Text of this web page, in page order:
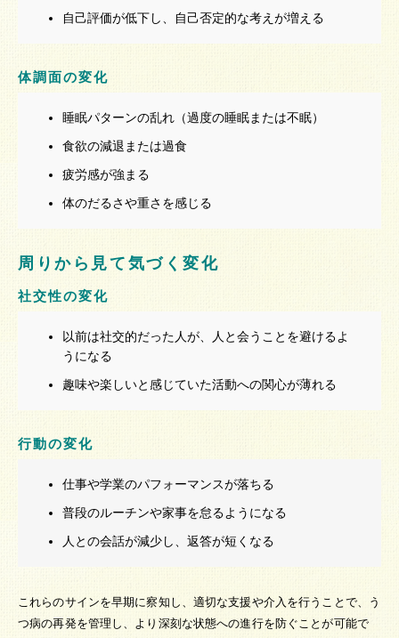
自己評価が低下し、自己否定的な考えが増える
体調面の変化
睡眠パターンの乱れ（過度の睡眠または不眠）
食欲の減退または過食
疲労感が強まる
体のだるさや重さを感じる
周りから見て気づく変化
社交性の変化
以前は社交的だった人が、人と会うことを避けるよ
うになる
趣味や楽しいと感じていた活動への関心が薄れる
行動の変化
仕事や学業のパフォーマンスが落ちる
普段のルーチンや家事を怠るようになる
人との会話が減少し、返答が短くなる
これらのサインを早期に察知し、適切な支援や介入を行うことで、う
つ病の再発を管理し、より深刻な状態への進行を防ぐことが可能で